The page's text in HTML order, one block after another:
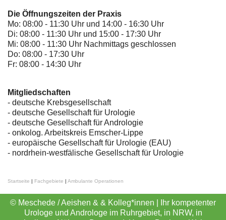
Die Öffnungszeiten der Praxis
Mo: 08:00 - 11:30 Uhr und 14:00 - 16:30 Uhr
Di: 08:00 - 11:30 Uhr und 15:00 - 17:30 Uhr
Mi: 08:00 - 11:30 Uhr Nachmittags geschlossen
Do: 08:00 - 17:30 Uhr
Fr: 08:00 - 14:30 Uhr
Mitgliedschaften
- deutsche Krebsgesellschaft
- deutsche Gesellschaft für Urologie
- deutsche Gesellschaft für Andrologie
- onkolog. Arbeitskreis Emscher-Lippe
- europäische Gesellschaft für Urologie (EAU)
- nordrhein-westfälische Gesellschaft für Urologie
Startseite | Fachgebiete | Ambulante Operationen
© Meschede / Aeishen & & Kolleg*innen | Ihr kompetenter
Urologe und Androloge im Ruhrgebiet, in NRW, in